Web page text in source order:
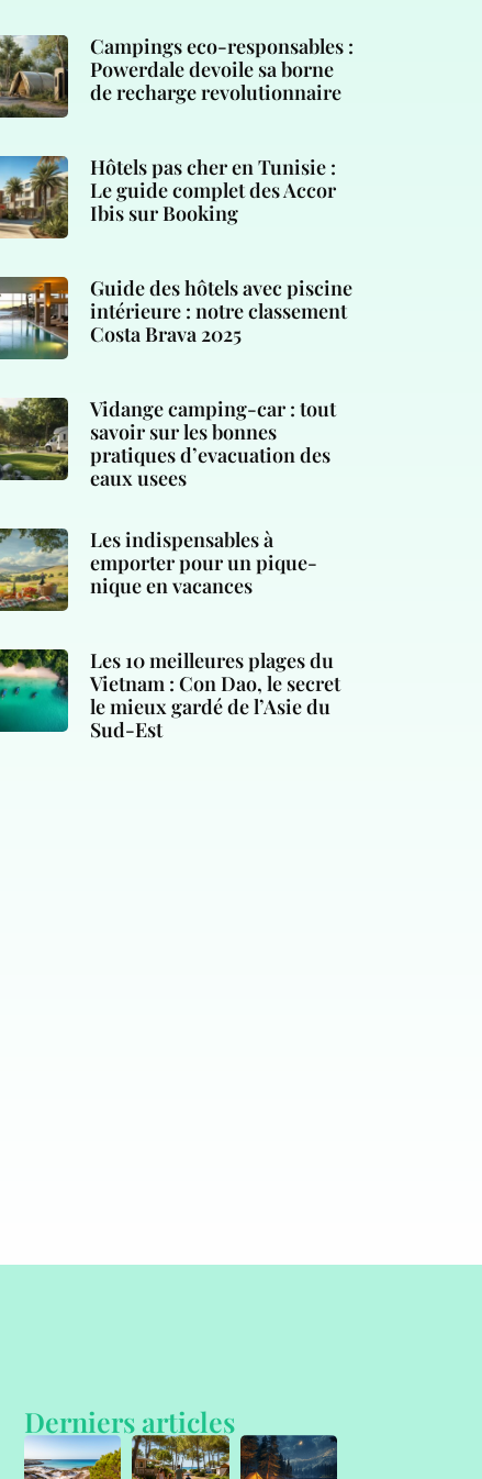
Campings eco-responsables :
Powerdale devoile sa borne
de recharge revolutionnaire
Hôtels pas cher en Tunisie :
Le guide complet des Accor
Ibis sur Booking
Guide des hôtels avec piscine
intérieure : notre classement
Costa Brava 2025
Vidange camping-car : tout
savoir sur les bonnes
pratiques d’evacuation des
eaux usees
Les indispensables à
emporter pour un pique-
nique en vacances
Les 10 meilleures plages du
Vietnam : Con Dao, le secret
le mieux gardé de l’Asie du
Sud-Est
Derniers articles